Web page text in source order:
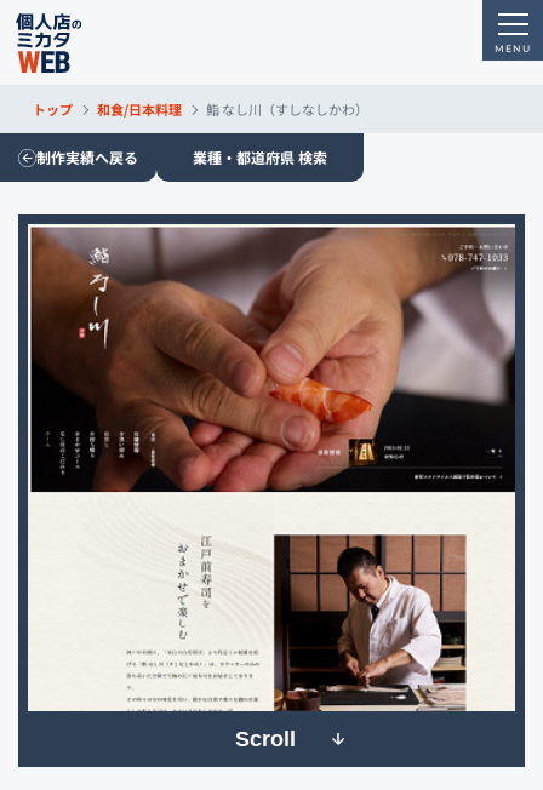
トップ 和食/日本料理 鮨 なし川（すしなしかわ）
制作実績へ戻る 業種・都道府県 検索
Scroll